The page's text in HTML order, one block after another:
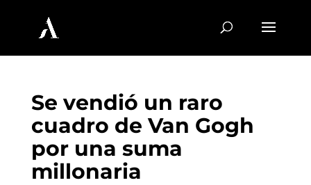
Se vendió un raro
cuadro de Van Gogh
por una suma
millonaria